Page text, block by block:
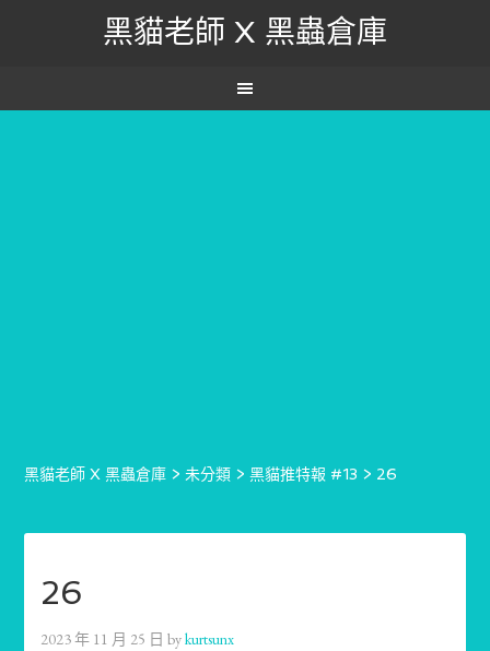
黑貓老師 X 黑蟲倉庫
黑貓老師 X 黑蟲倉庫 >未分類 >黑貓推特報 #13 > 26
26
2023 年 11 月 25 日 bykurtsunx